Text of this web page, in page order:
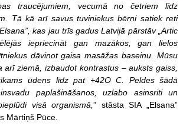
traucējumiem, vecumā no četriem līdz
Tā kā arī savus tuviniekus bērni satiek reti
kas jau trīs gadus Latvijā pārstāv „Artic
iepriecināt gan mazākos, gan lielos
dāvinot gaisa masāžas baseinu. Mūsu
arī ziemā, izbaudot kontrastus – auksts gaiss,
ūdens līdz pat +42O C. Peldes šādā
paplašināšanos, uzlabo asinsriti un
visā organismā,” stāsta SIA „Elsana”
Mārtiņš Pūce.